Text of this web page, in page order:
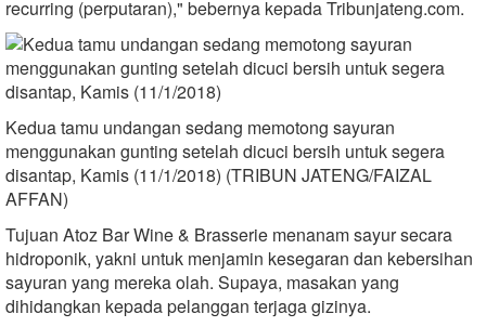
recurring (perputaran)," bebernya kepada Tribunjateng.com.
Kedua tamu undangan sedang memotong sayuran
menggunakan gunting setelah dicuci bersih untuk segera
disantap, Kamis (11/1/2018) (TRIBUN JATENG/FAIZAL
AFFAN)
Tujuan Atoz Bar Wine & Brasserie menanam sayur secara
hidroponik, yakni untuk menjamin kesegaran dan kebersihan
sayuran yang mereka olah. Supaya, masakan yang
dihidangkan kepada pelanggan terjaga gizinya.